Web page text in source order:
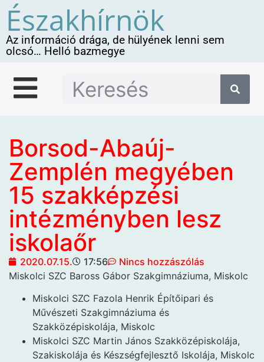
Északhírnök
Az információ drága, de hülyének lenni sem
olcsó… Helló bazmegye
Borsod-Abaúj-
Zemplén megyében
15 szakképzési
intézményben lesz
iskolaőr
2020.07.15. 17:56
Nincs hozzászólás
Miskolci SZC Baross Gábor Szakgimnáziuma, Miskolc
Miskolci SZC Fazola Henrik Építőipari és
Művészeti Szakgimnáziuma és
Szakközépiskolája, Miskolc
Miskolci SZC Martin János Szakközépiskolája,
Szakiskolája és Készségfejlesztő Iskolája, Miskolc